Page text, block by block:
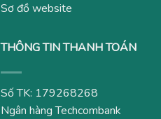
Sơ đồ website
THÔNG TIN THANH TOÁN
Số TK: 179268268
Ngân hàng Techcombank